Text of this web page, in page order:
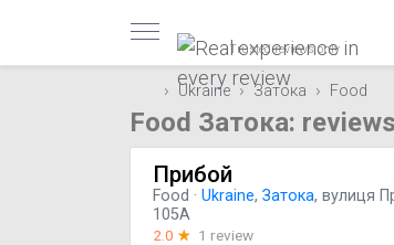
Trusted reviews only
Ukraine Затока Food
Food Затока:
Прибой
Food · Ukraine, Затока, вулиця
105А
2.0 ☆ 1 review